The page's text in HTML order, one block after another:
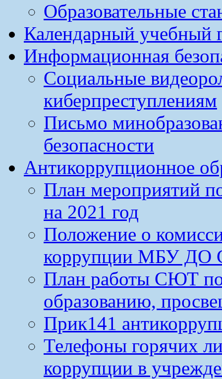
Образовательные
Календарный учебный
Информационная
Социальные
киберпреступлениям
Письмо
безопасности
Антикоррупционное
План мероприятий
на 2021 год
Положение о
коррупции МБУ ДО
План работы СЮТ
образованию,
Прик141
Телефоны горячих
коррупции в